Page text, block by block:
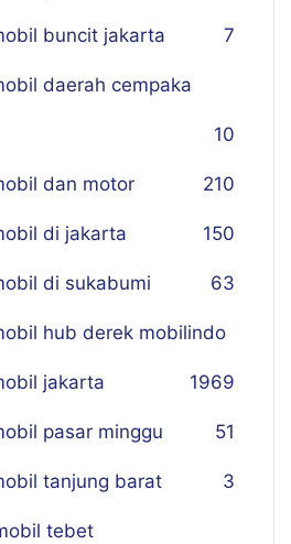
buncit jakarta 7
daerah cempaka
10
dan motor 210
di jakarta 150
di sukabumi 63
hub derek mobilindo
69
jakarta 19
pasar minggu 51
tanjung barat 3
tebet